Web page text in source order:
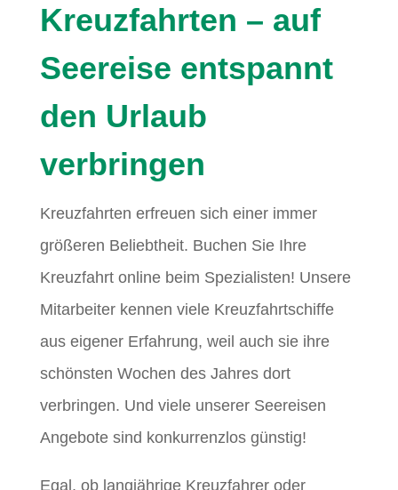
Kreuzfahrten – auf
Seereise entspannt
den Urlaub
verbringen
Kreuzfahrten erfreuen sich einer immer
größeren Beliebtheit. Buchen Sie Ihre
Kreuzfahrt online beim Spezialisten! Unsere
Mitarbeiter kennen viele Kreuzfahrtschiffe
aus eigener Erfahrung, weil auch sie ihre
schönsten Wochen des Jahres dort
verbringen. Und viele unserer Seereisen
Angebote sind konkurrenzlos günstig!
Egal, ob langjährige Kreuzfahrer oder